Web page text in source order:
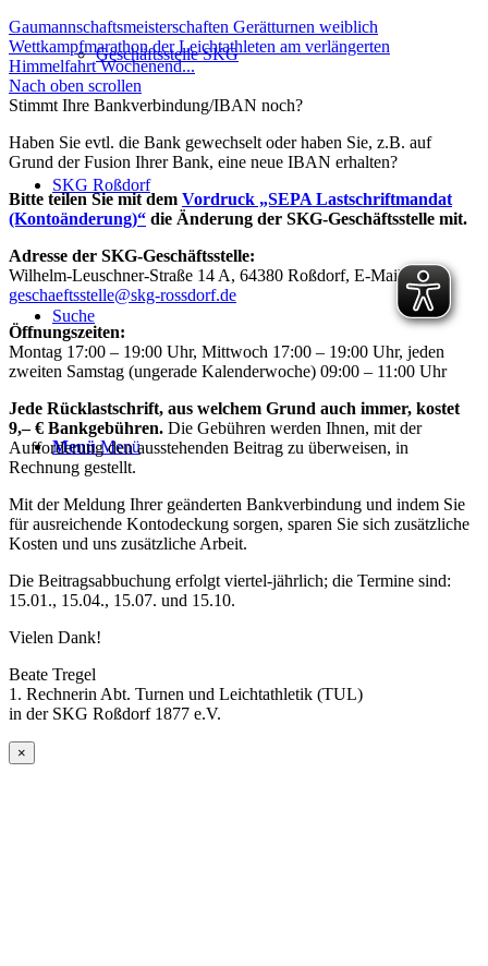
Geschäftsstelle SKG
SKG Roßdorf
Suche
Menü Menü
Gaumannschaftsmeisterschaften Gerätturnen weiblich
Wettkampfmarathon der Leichtathleten am verlängerten
Himmelfahrt Wochenend...
Nach oben scrollen
Stimmt Ihre Bankverbindung/IBAN noch?
Haben Sie evtl. die Bank gewechselt oder haben Sie, z.B. auf
Grund der Fusion Ihrer Bank, eine neue IBAN erhalten?
Bitte teilen Sie mit dem Vordruck „SEPA Lastschriftmandat
(Kontoänderung)“ die Änderung der SKG-Geschäftsstelle mit.
Adresse der SKG-Geschäftsstelle:
Wilhelm-Leuschner-Straße 14 A, 64380 Roßdorf, E-Mail:
geschaeftsstelle@skg-rossdorf.de
Öffnungszeiten:
Montag 17:00 – 19:00 Uhr, Mittwoch 17:00 – 19:00 Uhr, jeden
zweiten Samstag (ungerade Kalenderwoche) 09:00 – 11:00 Uhr
Jede Rücklastschrift, aus welchem Grund auch immer, kostet
9,– € Bankgebühren. Die Gebühren werden Ihnen, mit der
Aufforderung den ausstehenden Beitrag zu überweisen, in
Rechnung gestellt.
Mit der Meldung Ihrer geänderten Bankverbindung und indem Sie
für ausreichende Kontodeckung sorgen, sparen Sie sich zusätzliche
Kosten und uns zusätzliche Arbeit.
Die Beitragsabbuchung erfolgt viertel-jährlich; die Termine sind:
15.01., 15.04., 15.07. und 15.10.
Vielen Dank!
Beate Tregel
1. Rechnerin Abt. Turnen und Leichtathletik (TUL)
in der SKG Roßdorf 1877 e.V.
×